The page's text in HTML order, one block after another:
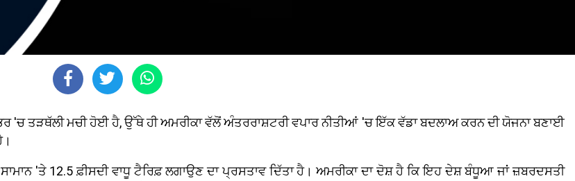
'ਚ ਤੜਥੱਲੀ ਮਚੀ ਹੋਈ ਹੈ, ਉੱਥੇ ਹੀ ਅਮਰੀਕਾ ਵੱਲੋਂ ਅੰਤਰਰਾਸ਼ਟਰੀ ਵਪਾਰ ਨੀਤੀਆਂ 'ਚ ਇੱਕ ਵੱਡਾ ਬਦਲਾਅ ਕਰਨ ਦੀ ਯੋਜਨਾ ਬਣਾਈ
'ਤੇ 12.5 ਫ਼ੀਸਦੀ ਵਾਧੂ ਟੈਰਿਫ਼ ਲਗਾਉਣ ਦਾ ਪ੍ਰਸਤਾਵ ਦਿੱਤਾ ਹੈ। ਅਮਰੀਕਾ ਦਾ ਦੋਸ਼ ਹੈ ਕਿ ਇਹ ਦੇਸ਼ ਬੰਧੂਆ ਜਾਂ ਜ਼ਬਰਦਸਤੀ